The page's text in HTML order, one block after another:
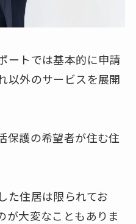
ートでは基本的に申請
以外のサービスを展開
保護の希望者が住む住
た住居は限られてお
が大変なこともありま